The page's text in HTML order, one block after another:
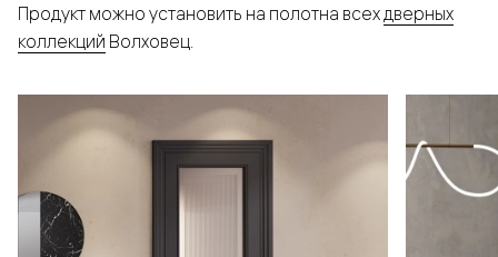
Продукт можно установить на полотна всех дверных
коллекций Волховец.